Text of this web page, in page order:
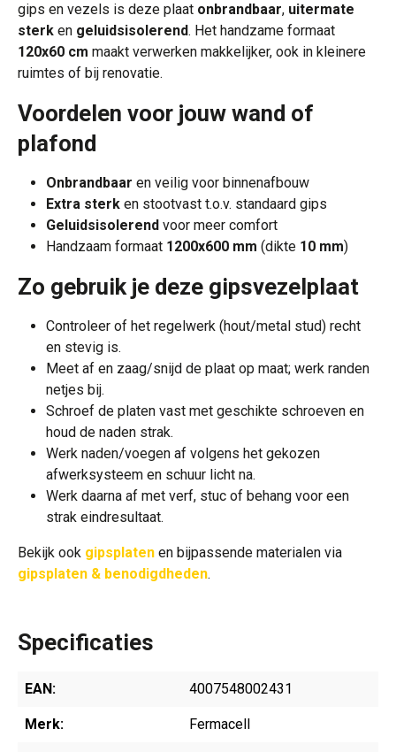
gips en vezels is deze plaat onbrandbaar, uitermate
sterk en geluidsisolerend. Het handzame formaat
120x60 cm maakt verwerken makkelijker, ook in kleinere
ruimtes of bij renovatie.
Voordelen voor jouw wand of
plafond
Onbrandbaar en veilig voor binnenafbouw
Extra sterk en stootvast t.o.v. standaard gips
Geluidsisolerend voor meer comfort
Handzaam formaat 1200x600 mm (dikte 10 mm)
Zo gebruik je deze gipsvezelplaat
Controleer of het regelwerk (hout/metal stud) recht
en stevig is.
Meet af en zaag/snijd de plaat op maat; werk randen
netjes bij.
Schroef de platen vast met geschikte schroeven en
houd de naden strak.
Werk naden/voegen af volgens het gekozen
afwerksysteem en schuur licht na.
Werk daarna af met verf, stuc of behang voor een
strak eindresultaat.
Bekijk ook gipsplaten en bijpassende materialen via
gipsplaten & benodigdheden.
Specificaties
EAN: 4007548002431
Merk: Fermacell